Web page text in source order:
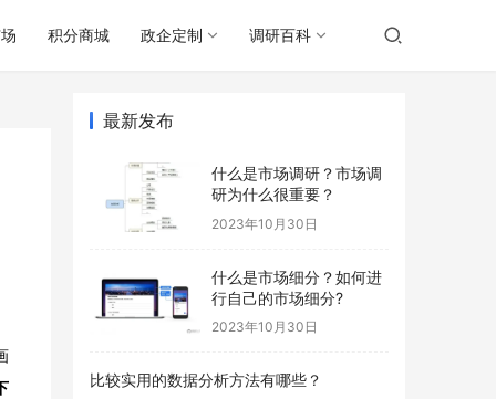
积分商城 政企定制 调研百科
最新发布
什么是市场调研？市场调
研为什么很重要？
2023年10月30日
什么是市场细分？如何进
行自己的市场细分?
2023年10月30日
比较实用的数据分析方法有哪些？